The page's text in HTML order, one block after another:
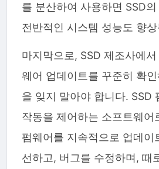
를 분산하여 사용하면 SSD
전반적인 시스템 성능도 향
마지막으로, SSD 제조사에
웨어 업데이트를 꾸준히 확
을 잊지 말아야 합니다. SSD
작동을 제어하는 소프트웨어
펌웨어를 지속적으로 업데이
선하고, 버그를 수정하며, 때